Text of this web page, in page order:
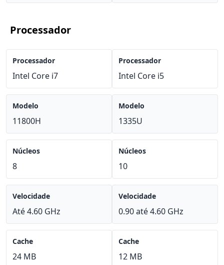
Processador
Processador
Intel Core i7
Modelo
11800H
Núcleos
8
Velocidade
Até 4.60 GHz
Cache
24 MB
Processador
Intel Core i5
Modelo
1335U
Núcleos
10
Velocidade
0.90 até 4.60 GHz
Cache
12 MB